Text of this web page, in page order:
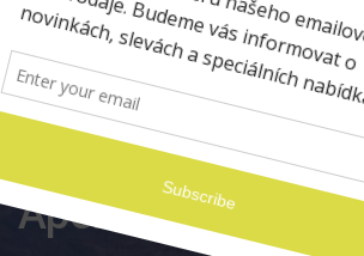
www.ilumio.cz Aperture
Aperture